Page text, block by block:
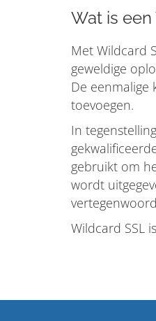
Wat is
Met Wildcard
geweldige
De
toevoegen.
In
gebruikt om
wordt
Wildcard SSL